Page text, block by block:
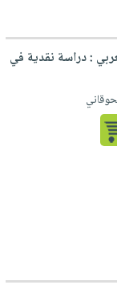
: دراسة نقدية في